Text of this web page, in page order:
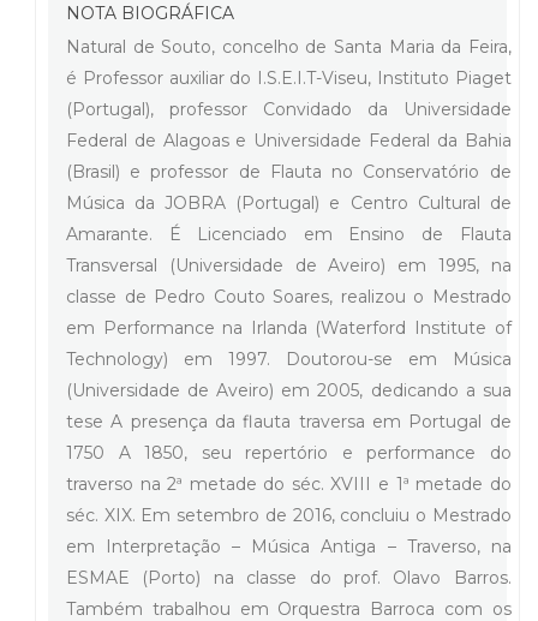
NOTA BIOGRÁFICA
Natural de Souto, concelho de Santa Maria da Feira,
é Professor auxiliar do I.S.E.I.T-Viseu, Instituto Piaget
(Portugal), professor Convidado da Universidade
Federal de Alagoas e Universidade Federal da Bahia
(Brasil) e professor de Flauta no Conservatório de
Música da JOBRA (Portugal) e Centro Cultural de
Amarante. É Licenciado em Ensino de Flauta
Transversal (Universidade de Aveiro) em 1995, na
classe de Pedro Couto Soares, realizou o Mestrado
em Performance na Irlanda (Waterford Institute of
Technology) em 1997. Doutorou-se em Música
(Universidade de Aveiro) em 2005, dedicando a sua
tese A presença da flauta traversa em Portugal de
1750 A 1850, seu repertório e performance do
traverso na 2ª metade do séc. XVIII e 1ª metade do
séc. XIX. Em setembro de 2016, concluiu o Mestrado
em Interpretação – Música Antiga – Traverso, na
ESMAE (Porto) na classe do prof. Olavo Barros.
Também trabalhou em Orquestra Barroca com os